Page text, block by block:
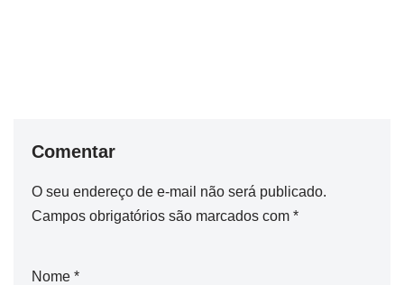
Comentar
O seu endereço de e-mail não será publicado.
Campos obrigatórios são marcados com *
Nome *